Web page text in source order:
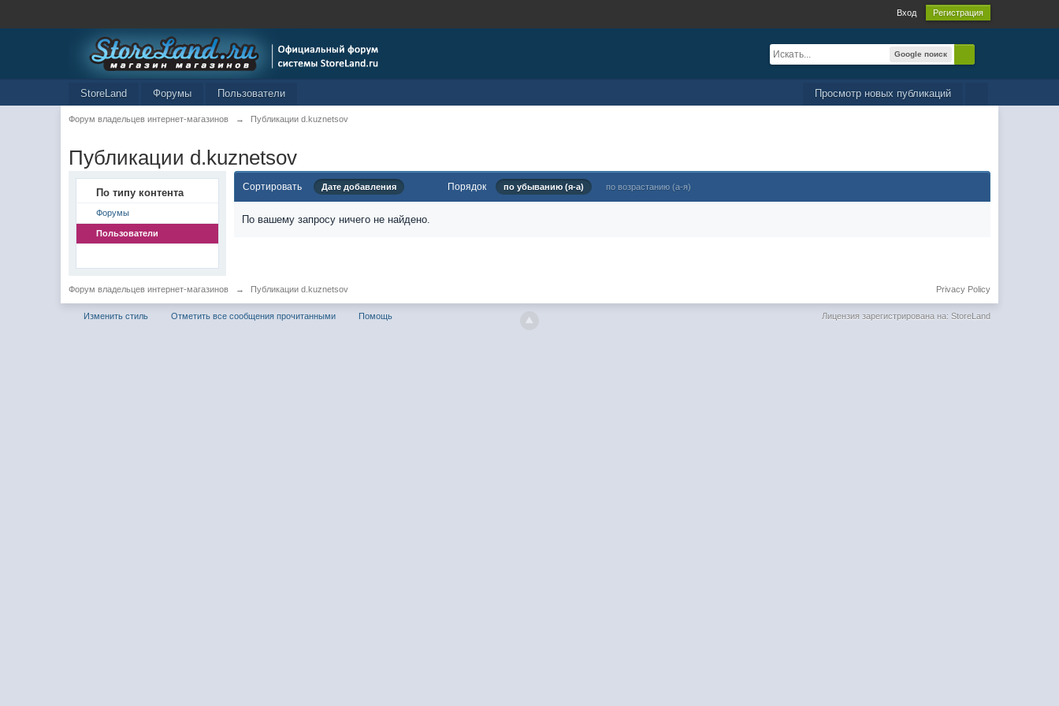
Вход Регистрация
Google поиск
Просмотр новых публикаций
StoreLand Форумы Пользователи
Форум владельцев интернет-магазинов → Публикации d.kuznetsov
Публикации d.kuznetsov
По типу контента
Форумы
Пользователи
Сортировать Дате добавления Порядок по убыванию (я-а) по возрастанию (а-я)
По вашему запросу ничего не найдено.
Форум владельцев интернет-магазинов → Публикации d.kuznetsov Privacy Policy
Изменить стиль Отметить все сообщения прочитанными Помощь Лицензия зарегистрирована на: StoreLand